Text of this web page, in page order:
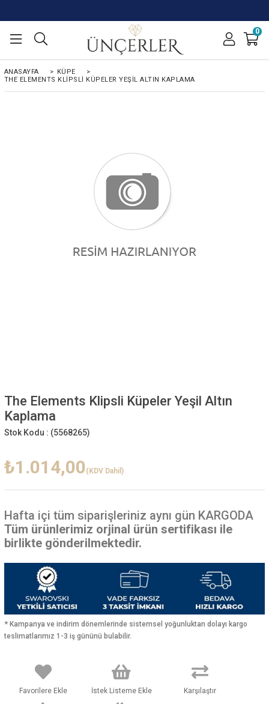
0
ANASAYFA > KÜPE
>
THE ELEMENTS KLIPSLI KÜPELER YEŞIL ALTIN KAPLAMA
The Elements Klipsli Küpeler Yeşil Altın
Kaplama
Stok Kodu : (5568265)
₺1.014,00 (KDV Dahil)
Hafta içi tüm siparişleriniz aynı gün KARGODA
Tüm ürünlerimiz orjinal ürün sertifikası ile
birlikte gönderilmektedir.
* Kampanya ve indirim dönemlerinde sistemsel yoğunluktan dolayı kargo
teslimatlarımız 1-3 iş gününü bulabilir.
Favorilere Ekle İstek Listeme Ekle Karşılaştır